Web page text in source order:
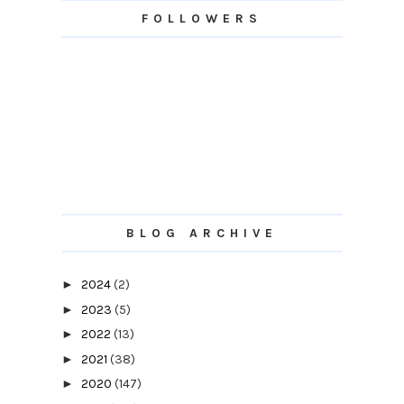
FOLLOWERS
BLOG ARCHIVE
► 2024(2)
► 2023 (5)
► 2022 (13)
► 2021 (38)
► 2020 (147)